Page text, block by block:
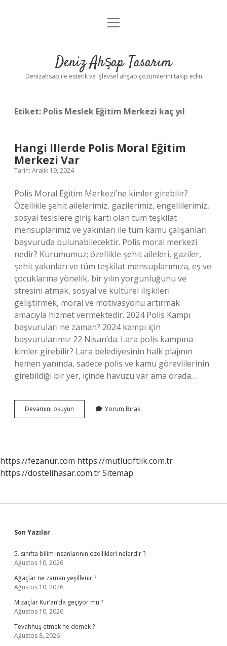
Anasayfa
Yasal Uyarı
menüyü
Deniz Ahşap Tasarım
Denizahsap ile estetik ve işlevsel ahşap çözümlerini takip edin
Etiket: Polis Meslek Eğitim Merkezi kaç yıl
Hangi Illerde Polis Moral Eğitim
Merkezi Var
Tarih: Aralık 19, 2024
Polis Moral Eğitim Merkezi’ne kimler girebilir?
Özellikle şehit ailelerimiz, gazilerimiz, engellilerimiz,
sosyal tesislere giriş kartı olan tüm teşkilat
mensuplarımız ve yakınları ile tüm kamu çalışanları
başvuruda bulunabilecektir. Polis moral merkezi
nedir? Kurumumuz; özellikle şehit aileleri, gaziler,
şehit yakınları ve tüm teşkilat mensuplarımıza, eş ve
çocuklarına yönelik, bir yılın yorgunluğunu ve
stresini atmak, sosyal ve kültürel ilişkileri
geliştirmek, moral ve motivasyonu artırmak
amacıyla hizmet vermektedir. 2024 Polis Kampı
başvuruları ne zaman? 2024 kampı için
başvurularımız 22 Nisan’da. Lara polis kampına
kimler girebilir? Lara belediyesinin halk plajının
hemen yanında, sadece polis ve kamu görevlilerinin
girebildiği bir yer, içinde havuzu var ama orada…
Devamını okuyun
Illerde
Var
Yorum Bırak
https://fezanur.com https://mutluciftlik.com.tr
https://dostelihasar.com.trSitemap
Sidebar
Son Yazılar
5. sınıfta bilim insanlarının özellikleri nelerdir ?
Ağustos 10, 2026
Ağaçlar ne zaman yeşillenir ?
Ağustos 10, 2026
Mizaçlar Kur’an’da geçiyor mu ?
Ağustos 10, 2026
Tevahhuş etmek ne demek ?
Ağustos 8, 2026